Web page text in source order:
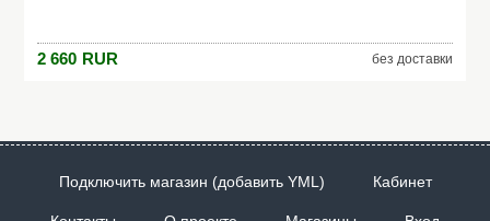
2 660 RUR без доставки
Подключить магазин (добавить YML) Кабинет